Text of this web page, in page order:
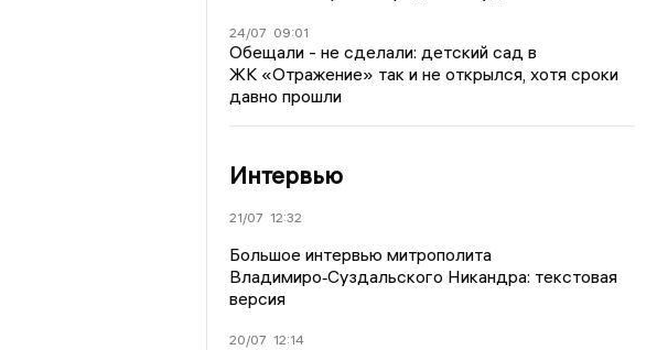
24/07 09:01
Обещали - не сделали: детский сад в
ЖК «Отражение» так и не открылся, хотя сроки
давно прошли
Интервью
21/07 12:32
Большое интервью митрополита
Владимиро‑Суздальского Никандра: текстовая
версия
20/07 12:14